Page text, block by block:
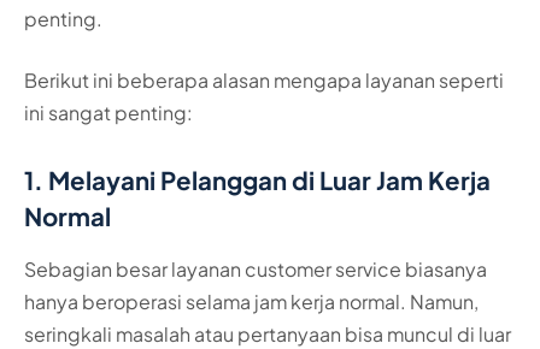
penting.
Berikut ini beberapa alasan mengapa layanan seperti
ini sangat penting:
1. Melayani Pelanggan di Luar Jam Kerja
Normal
Sebagian besar layanan customer service biasanya
hanya beroperasi selama jam kerja normal. Namun,
seringkali masalah atau pertanyaan bisa muncul di luar